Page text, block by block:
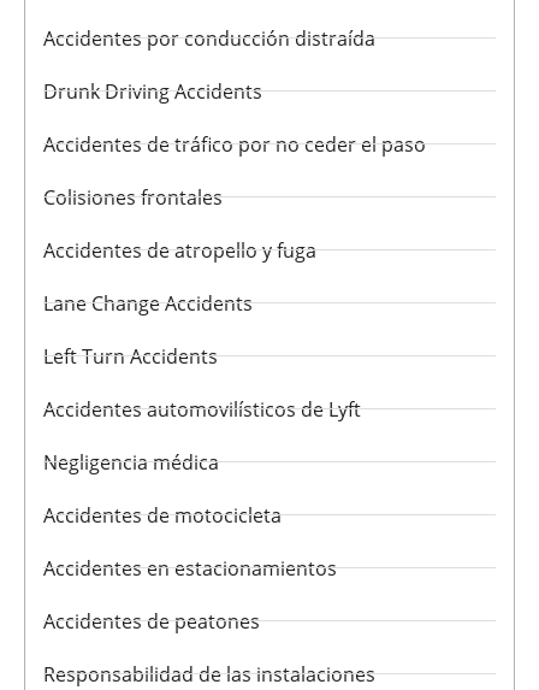
Accidentes por conducción distraída
Drunk Driving Accidents
Accidentes de tráfico por no ceder el paso
Colisiones frontales
Accidentes de atropello y fuga
Lane Change Accidents
Left Turn Accidents
Accidentes automovilísticos de Lyft
Negligencia médica
Accidentes de motocicleta
Accidentes en estacionamientos
Accidentes de peatones
Responsabilidad de las instalaciones